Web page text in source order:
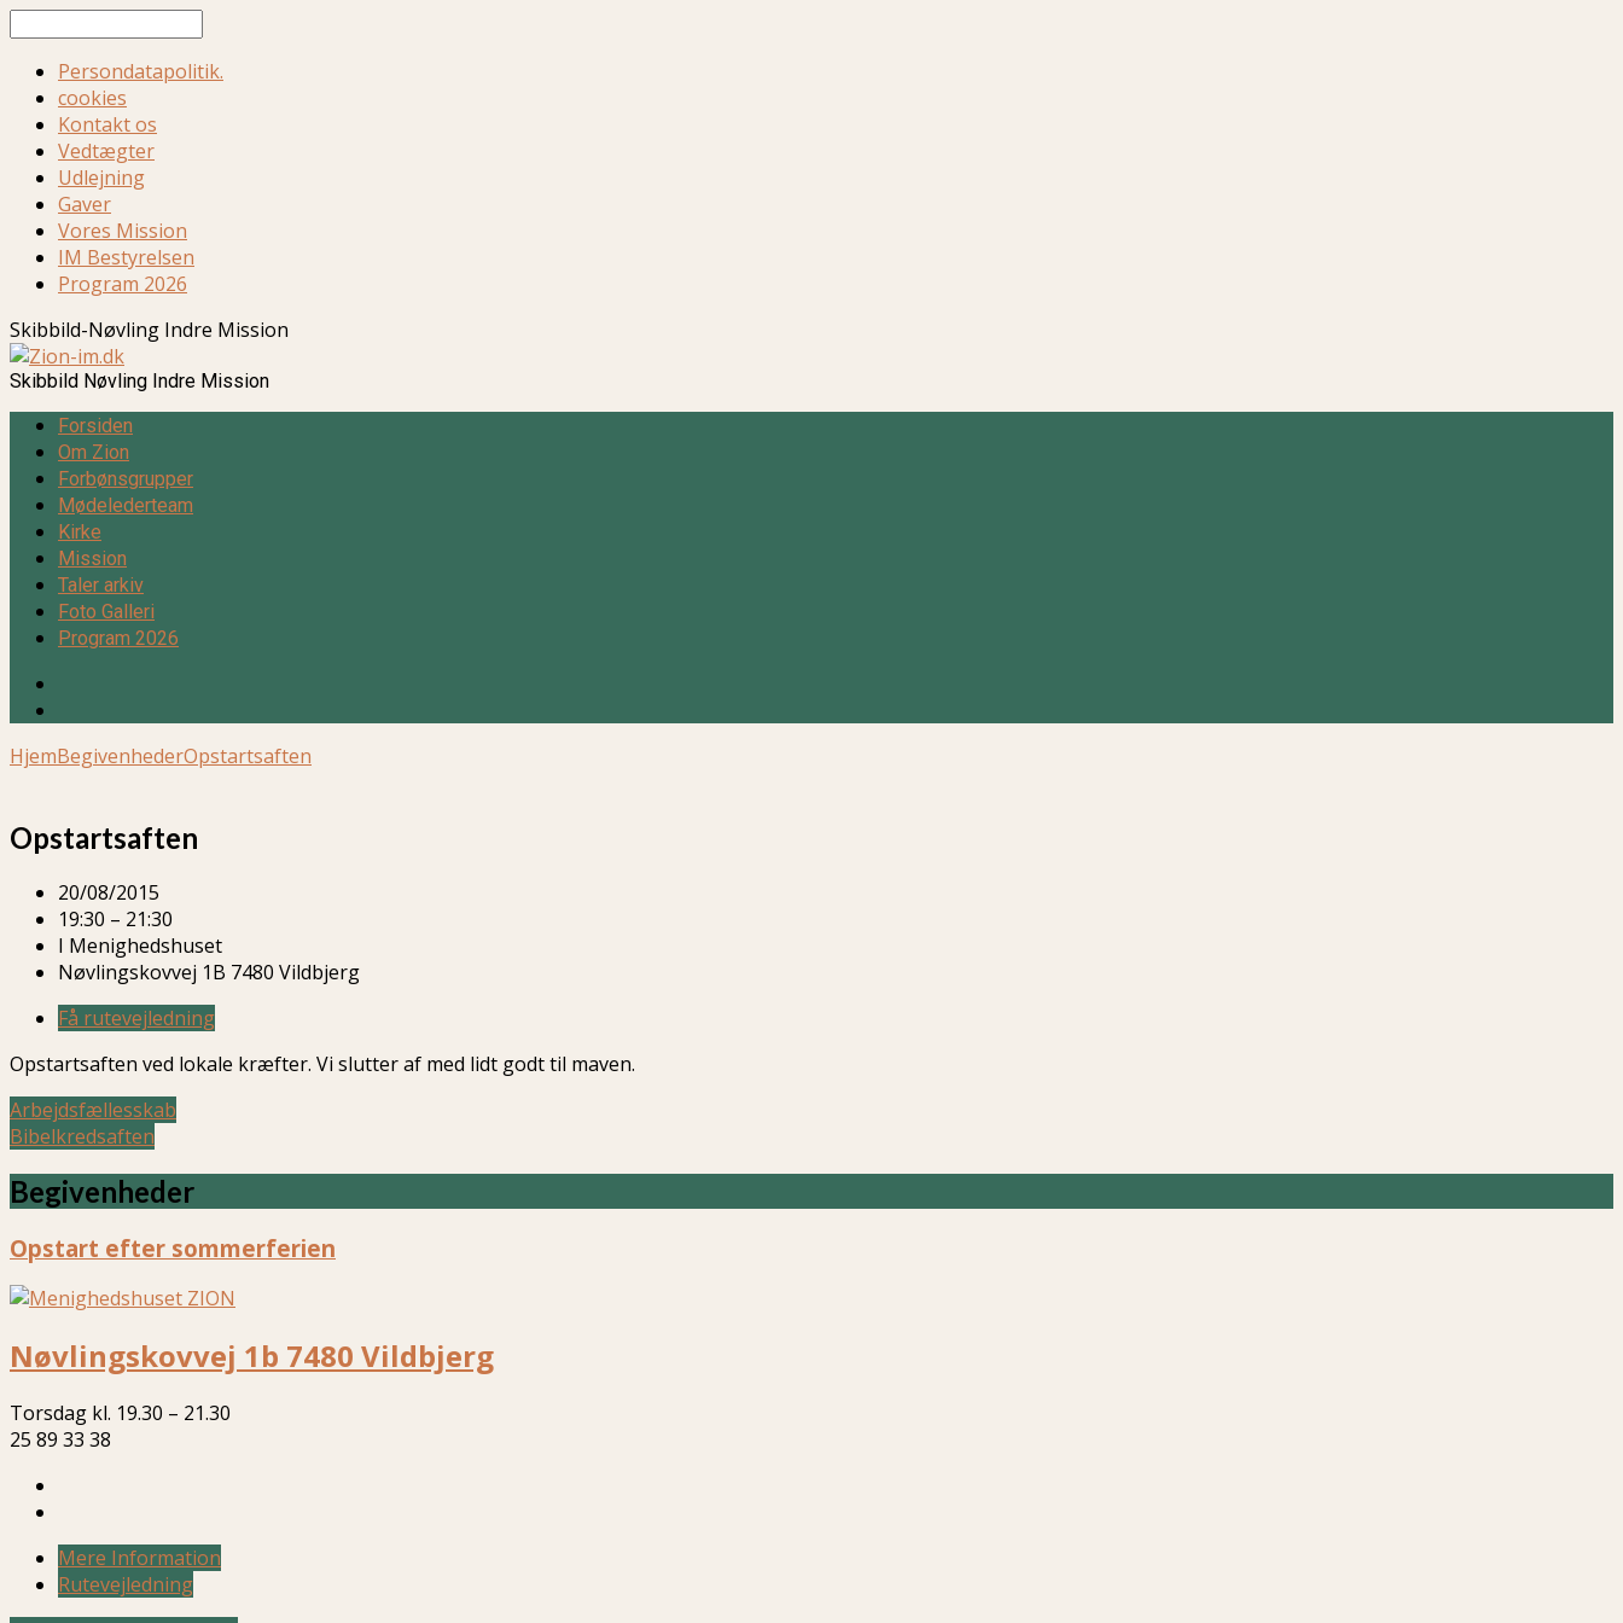
Persondatapolitik.
cookies
Kontakt os
Vedtægter
Udlejning
Gaver
Vores Mission
IM Bestyrelsen
Program 2026
Skibbild-Nøvling Indre Mission
Skibbild Nøvling Indre Mission
Forsiden
Om Zion
Forbønsgrupper
Mødelederteam
Kirke
Mission
Taler arkiv
Foto Galleri
Program 2026
HjemBegivenhederOpstartsaften
Opstartsaften
20/08/2015
19:30 – 21:30
I Menighedshuset
Nøvlingskovvej 1B 7480 Vildbjerg
Få rutevejledning
Opstartsaften ved lokale kræfter. Vi slutter af med lidt godt til maven.
Arbejdsfællesskab
Bibelkredsaften
Begivenheder
Opstart efter sommerferien
Nøvlingskovvej 1b 7480 Vildbjerg
Torsdag kl. 19.30 – 21.30
25 89 33 38
Mere Information
Rutevejledning